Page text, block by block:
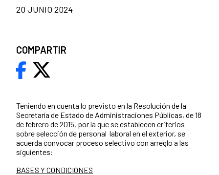
Teniendo en cuenta lo previsto en la Resolución de la
Secretaría de Estado de Administraciones Públicas, de 18
de febrero de 2015, por la que se establecen criterios
sobre selección de personal laboral en el exterior, se
acuerda convocar proceso selectivo con arreglo a las
siguientes:
BASES Y CONDICIONES
20 JUNIO 2024
COMPARTIR